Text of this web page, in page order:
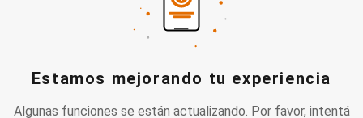
Estamos mejorando tu experiencia
Algunas funciones se están actualizando. Por favor, intentá